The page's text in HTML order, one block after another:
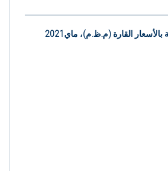
بالأسعار القارة (م.ظ.م)، ماي2021